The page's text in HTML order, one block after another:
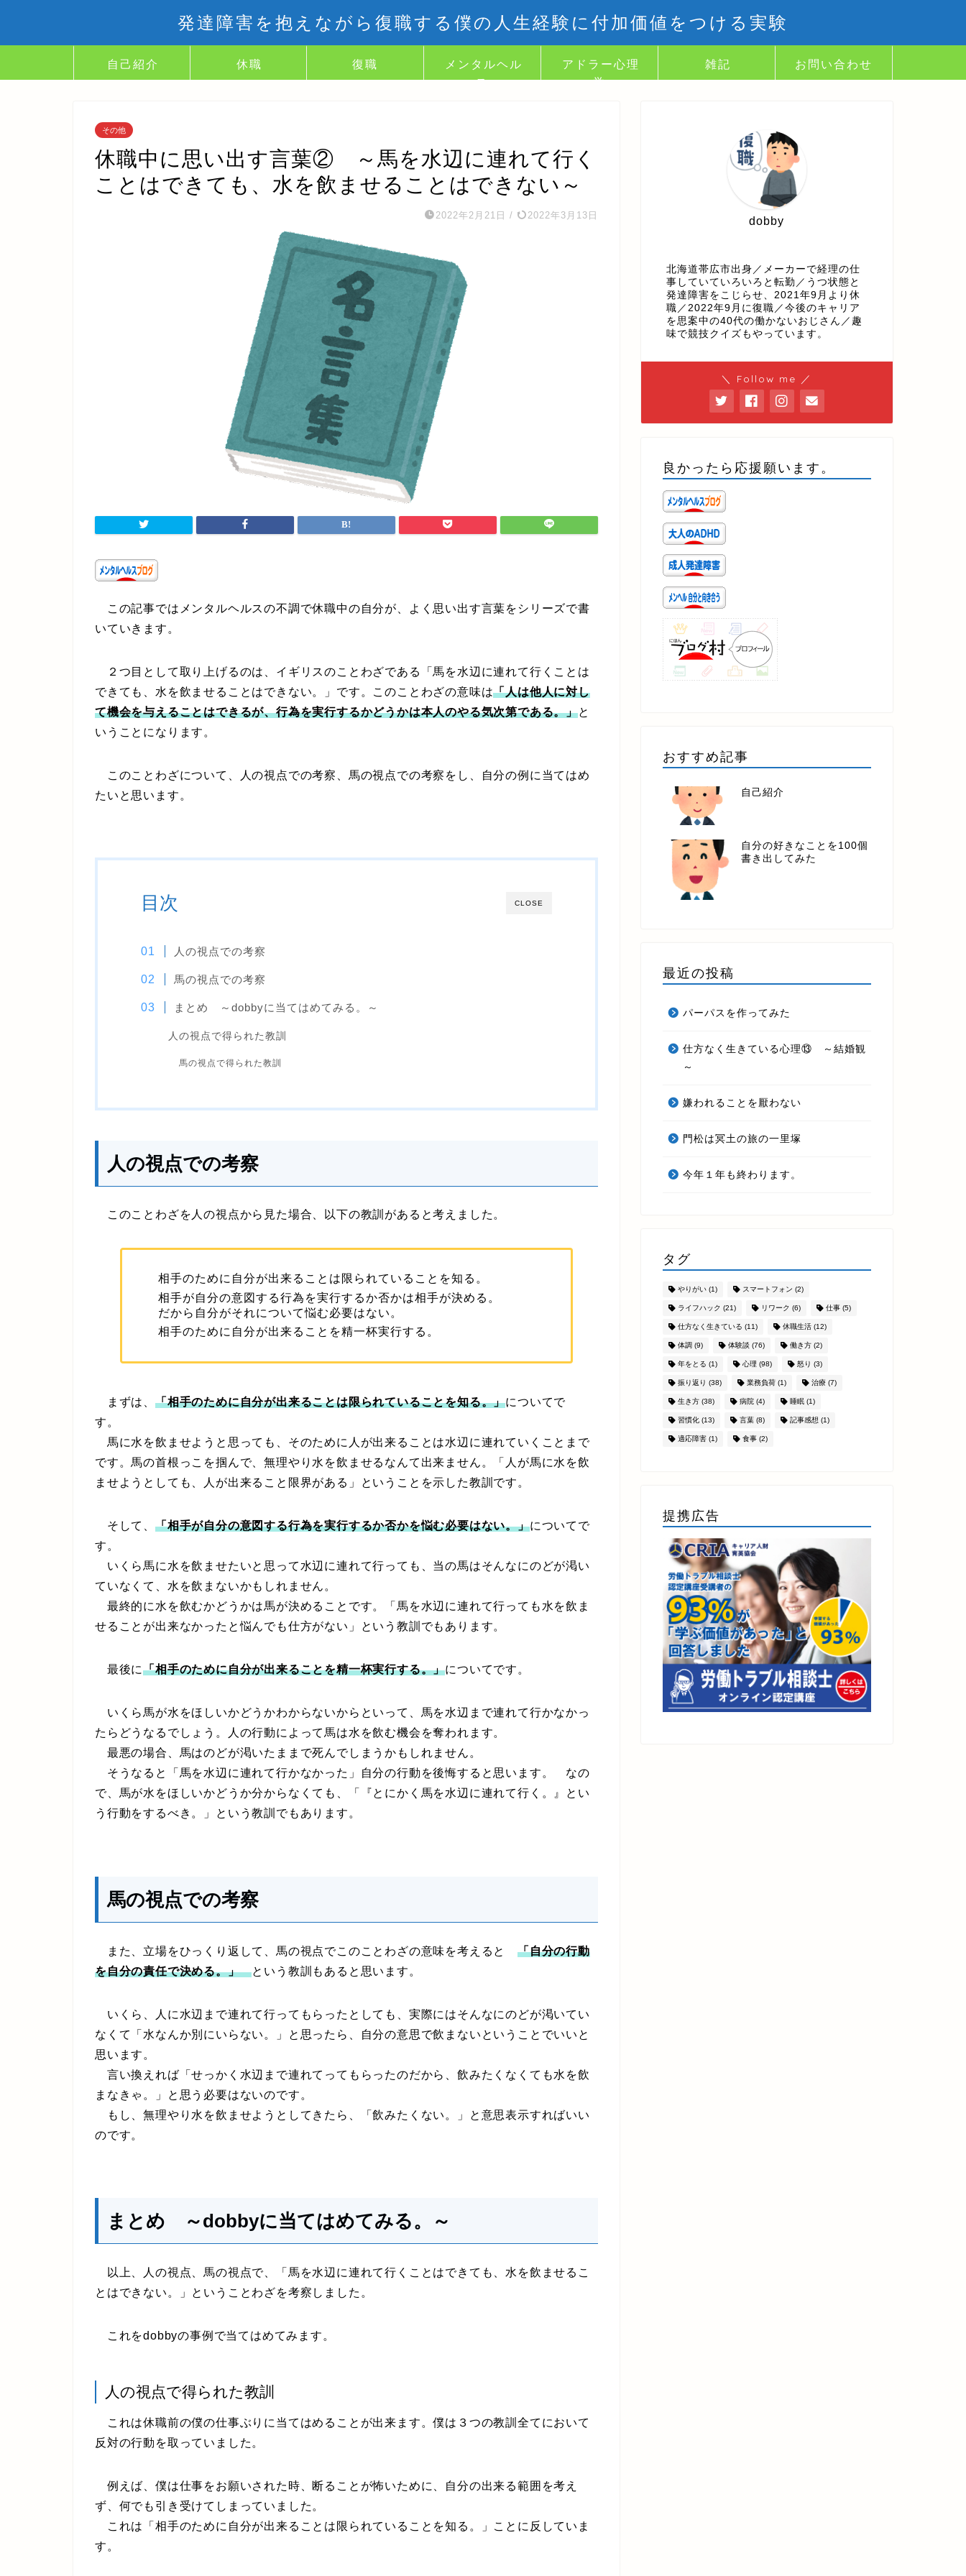
発達障害を抱えながら復職する僕の人生経験に付加価値をつける実験
自己紹介 休職 復職
メンタルヘル
ス
アドラー心理
学
雑記 お問い合わせ
その他
休職中に思い出す言葉② ～馬を水辺に連れて行く
ことはできても、水を飲ませることはできない～
2022年2月21日 / 2022年3月13日
この記事ではメンタルヘルスの不調で休職中の自分が、よく思い出す言葉をシリーズで書
いていきます。
２つ目として取り上げるのは、イギリスのことわざである「馬を水辺に連れて行くことは
できても、水を飲ませることはできない。」です。このことわざの意味は「人は他人に対し
て機会を与えることはできるが、行為を実行するかどうかは本人のやる気次第である。」と
いうことになります。
このことわざについて、人の視点での考察、馬の視点での考察をし、自分の例に当てはめ
たいと思います。
CLOSE
目次
人の視点での考察
馬の視点での考察
まとめ ～dobbyに当てはめてみる。～
人の視点で得られた教訓
馬の視点で得られた教訓
人の視点での考察
このことわざを人の視点から見た場合、以下の教訓があると考えました。
相手のために自分が出来ることは限られていることを知る。
相手が自分の意図する行為を実行するか否かは相手が決める。
だから自分がそれについて悩む必要はない。
相手のために自分が出来ることを精一杯実行する。
まずは、 「相手のために自分が出来ることは限られていることを知る。」についてで
す。
馬に水を飲ませようと思っても、そのために人が出来ることは水辺に連れていくことまで
です。馬の首根っこを掴んで、無理やり水を飲ませるなんて出来ません。「人が馬に水を飲
ませようとしても、人が出来ること限界がある」ということを示した教訓です。
そして、 「相手が自分の意図する行為を実行するか否かを悩む必要はない。」についてで
す。
いくら馬に水を飲ませたいと思って水辺に連れて行っても、当の馬はそんなにのどが渇い
ていなくて、水を飲まないかもしれません。
最終的に水を飲むかどうかは馬が決めることです。「馬を水辺に連れて行っても水を飲ま
せることが出来なかったと悩んでも仕方がない」という教訓でもあります。
最後に「相手のために自分が出来ることを精一杯実行する。」についてです。
いくら馬が水をほしいかどうかわからないからといって、馬を水辺まで連れて行かなかっ
たらどうなるでしょう。人の行動によって馬は水を飲む機会を奪われます。
最悪の場合、馬はのどが渇いたままで死んでしまうかもしれません。
そうなると「馬を水辺に連れて行かなかった」自分の行動を後悔すると思います。 なの
で、馬が水をほしいかどうか分からなくても、「『とにかく馬を水辺に連れて行く。』とい
う行動をするべき。」という教訓でもあります。
馬の視点での考察
また、立場をひっくり返して、馬の視点でこのことわざの意味を考えると 「自分の行動
を自分の責任で決める。」という教訓もあると思います。
いくら、人に水辺まで連れて行ってもらったとしても、実際にはそんなにのどが渇いてい
なくて「水なんか別にいらない。」と思ったら、自分の意思で飲まないということでいいと
思います。
言い換えれば「せっかく水辺まで連れてってもらったのだから、飲みたくなくても水を飲
まなきゃ。」と思う必要はないのです。
もし、無理やり水を飲ませようとしてきたら、「飲みたくない。」と意思表示すればいい
のです。
まとめ ～dobbyに当てはめてみる。～
以上、人の視点、馬の視点で、「馬を水辺に連れて行くことはできても、水を飲ませるこ
とはできない。」ということわざを考察しました。
これをdobbyの事例で当てはめてみます。
人の視点で得られた教訓
これは休職前の僕の仕事ぶりに当てはめることが出来ます。僕は３つの教訓全てにおいて
反対の行動を取っていました。
例えば、僕は仕事をお願いされた時、断ることが怖いために、自分の出来る範囲を考え
ず、何でも引き受けてしまっていました。
これは「相手のために自分が出来ることは限られていることを知る。」ことに反していま
す。
dobby
北海道帯広市出身／メーカーで経理の仕
事していていろいろと転勤／うつ状態と
発達障害をこじらせ、2021年9月より休
職／2022年9月に復職／今後のキャリア
を思案中の40代の働かないおじさん／趣
味で競技クイズもやっています。
＼ Follow me ／
良かったら応援願います。
おすすめ記事
自己紹介
自分の好きなことを100個
書き出してみた
最近の投稿
パーパスを作ってみた
仕方なく生きている心理⑬ ～結婚観
～
嫌われることを厭わない
門松は冥土の旅の一里塚
今年１年も終わります。
タグ
やりがい(1) スマートフォン (2)
ライフハック (21) リワーク (6) 仕事(5)
仕方なく生きている (11) 休職生活(12)
体調 (9) 体験談 (76) 働き方(2)
年をとる (1) 心理 (98) 怒り (3)
振り返り (38) 業務負荷(1) 治療(7)
生き方(38) 病院(4) 睡眠(1)
習慣化(13) 言葉(8) 記事感想 (1)
適応障害(1) 食事(2)
提携広告